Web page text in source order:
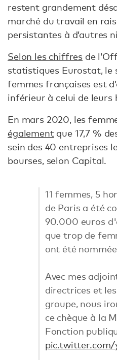
restent grandement
marché du travail en
persistantes à d’autres
Selon les chiffres de
statistiques Eurostat, le
femmes françaises est
inférieur à celui de leurs
En mars 2020, les
égalementque 17,7 %
sein des 40 entreprises
bourses, selon Capital.
11 femmes, 5
de Paris a été
90.000 euros
que trop de
ont été
Avec mes
directrices et
groupe, nous
ce chèque à la
Fonction
pic.twitter.com/